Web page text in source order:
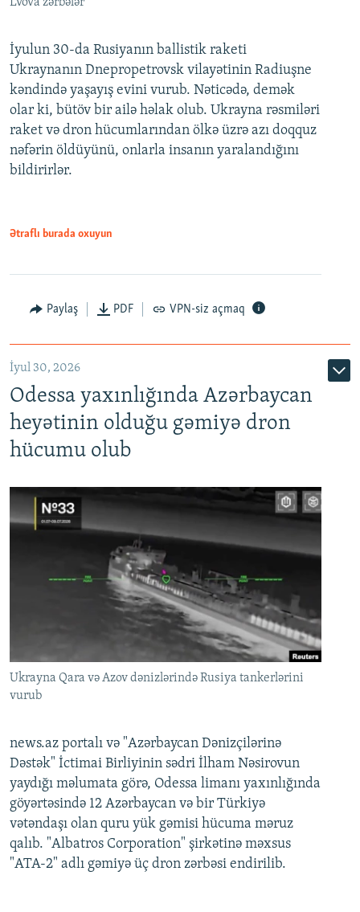
Lvova zərbələr
İyulun 30-da Rusiyanın ballistik raketi
Ukraynanın Dnepropetrovsk vilayətinin Radiuşne
kəndində yaşayış evini vurub. Nəticədə, demək
olar ki, bütöv bir ailə həlak olub. Ukrayna rəsmiləri
raket və dron hücumlarından ölkə üzrə azı doqquz
nəfərin öldüyünü, onlarla insanın yaralandığını
bildirirlər.
Ətraflı burada oxuyun
Paylaş PDF VPN-siz açmaq
İyul 30, 2026
Odessa yaxınlığında Azərbaycan
heyətinin olduğu gəmiyə dron
hücumu olub
Ukrayna Qara və Azov dənizlərində Rusiya tankerlərini
vurub
news.az portalı və "Azərbaycan Dənizçilərinə
Dəstək" İctimai Birliyinin sədri İlham Nəsirovun
yaydığı məlumata görə, Odessa limanı yaxınlığında
göyərtəsində 12 Azərbaycan və bir Türkiyə
vətəndaşı olan quru yük gəmisi hücuma məruz
qalıb. "Albatros Corporation" şirkətinə məxsus
"ATA-2" adlı gəmiyə üç dron zərbəsi endirilib.